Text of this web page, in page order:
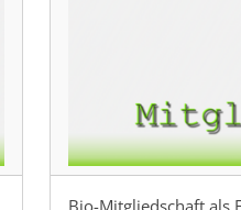
Bio-Mitgliedschaft als